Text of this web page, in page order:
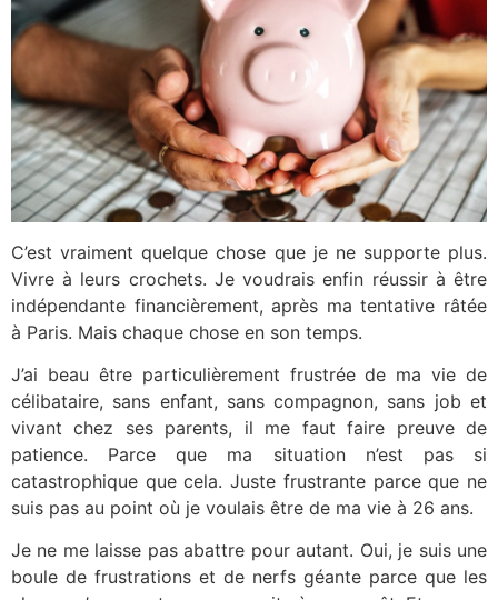
C’est vraiment quelque chose que je ne supporte plus.
Vivre à leurs crochets. Je voudrais enfin réussir à être
indépendante financièrement, après ma tentative râtée
à Paris. Mais chaque chose en son temps.
J’ai beau être particulièrement frustrée de ma vie de
célibataire, sans enfant, sans compagnon, sans job et
vivant chez ses parents, il me faut faire preuve de
patience. Parce que ma situation n’est pas si
catastrophique que cela. Juste frustrante parce que ne
suis pas au point où je voulais être de ma vie à 26 ans.
Je ne me laisse pas abattre pour autant. Oui, je suis une
boule de frustrations et de nerfs géante parce que les